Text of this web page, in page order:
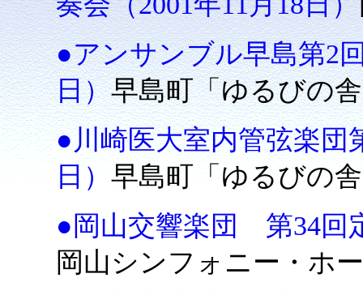
●アンサンブル早島第2
日）早島町「ゆるびの
●川崎医大室内管弦楽団
日）早島町「ゆるびの
●岡山交響楽団 第34回
岡山シンフォニー・ホ